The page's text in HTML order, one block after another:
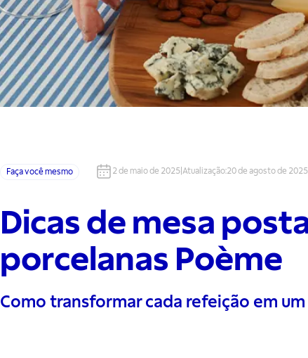
Faça você mesmo 2 de maio de 2025 Atualização:20 de agosto de 2025
Dicas de mesa
porcelanas Poème
Como transformar cada refeição em